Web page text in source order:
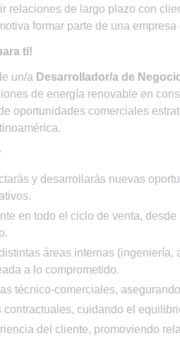
relaciones de largo plazo con
formar parte de una
ti!
un/a Desarrollador/a de
de energía renovable en
oportunidades comerciales
y desarrollarás nuevas
en todo el ciclo de venta,
áreas internas
a lo comprometido.
técnico-comerciales,
contractuales, cuidando el
del cliente, promoviendo